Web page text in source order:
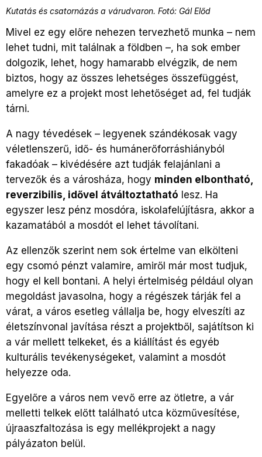
Kutatás és csatornázás a várudvaron. Fotó: Gál Előd
Mivel ez egy előre nehezen tervezhető munka – nem
lehet tudni, mit találnak a földben –, ha sok ember
dolgozik, lehet, hogy hamarabb elvégzik, de nem
biztos, hogy az összes lehetséges összefüggést,
amelyre ez a projekt most lehetőséget ad, fel tudják
tárni.
A nagy tévedések – legyenek szándékosak vagy
véletlenszerű, idő- és humánerőforráshiányból
fakadóak – kivédésére azt tudják felajánlani a
tervezők és a városháza, hogy minden elbontható,
reverzibilis, idővel átváltoztatható lesz. Ha
egyszer lesz pénz mosdóra, iskolafelújításra, akkor a
kazamatából a mosdót el lehet távolítani.
Az ellenzők szerint nem sok értelme van elkölteni
egy csomó pénzt valamire, amiről már most tudjuk,
hogy el kell bontani. A helyi értelmiség például olyan
megoldást javasolna, hogy a régészek tárják fel a
várat, a város esetleg vállalja be, hogy elveszíti az
életszínvonal javítása részt a projektből, sajátítson ki
a vár mellett telkeket, és a kiállítást és egyéb
kulturális tevékenységeket, valamint a mosdót
helyezze oda.
Egyelőre a város nem vevő erre az ötletre, a vár
melletti telkek előtt található utca közművesítése,
újraaszfaltozása is egy mellékprojekt a nagy
pályázaton belül.